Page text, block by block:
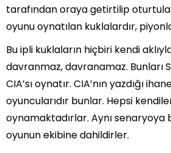
tarafından oraya getirtilip
oyunu oynatılan kuklalardır,
Bu ipli kuklaların hiçbiri kendi
davranmaz, davranamaz. Bunları
CIA’sı oynatır. CIA’nın yazdığı
oyuncularıdır bunlar. Hepsi
oynamaktadırlar. Aynı senaryoya
oyunun ekibine dahildirler.